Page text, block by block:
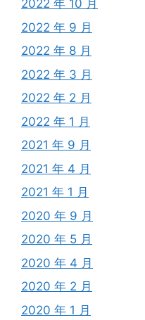
2022 年 10 月
2022 年 9 月
2022 年 8 月
2022 年 3 月
2022 年 2 月
2022 年 1 月
2021 年 9 月
2021 年 4 月
2021 年 1 月
2020 年 9 月
2020 年 5 月
2020 年 4 月
2020 年 2 月
2020 年 1 月